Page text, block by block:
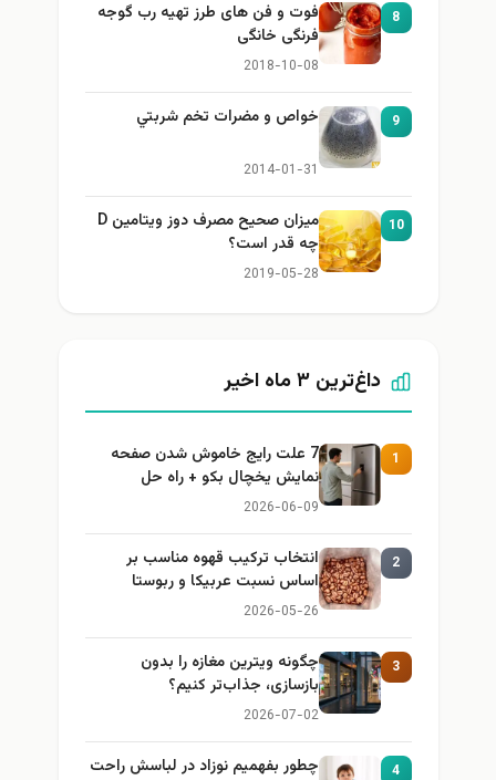
8
فوت و فن های طرز تهیه رب گوجه
فرنگی خانگی
2018-10-08
9 خواص و مضرات تخم شربتي
2014-01-31
10
میزان صحیح مصرف دوز ویتامین D
چه قدر است؟
2019-05-28
داغ‌ترین ۳ ماه اخیر
1
7 علت رایج خاموش شدن صفحه
نمایش یخچال بکو + راه حل
2026-06-09
2
انتخاب ترکیب قهوه مناسب بر
اساس نسبت عربیکا و ربوستا
2026-05-26
3
چگونه ویترین مغازه را بدون
بازسازی، جذاب‌تر کنیم؟
2026-07-02
4
چطور بفهمیم نوزاد در لباسش راحت